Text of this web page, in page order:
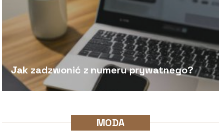
Jak zadzwonić z numeru prywatnego?
MODA